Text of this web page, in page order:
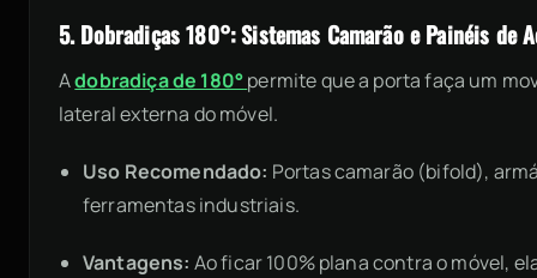
5. Dobradiças 180°: Sistemas Camarão e Painéis de
Adobradiça de 180°permite que a porta faça um
lateral externa do móvel.
Uso Recomendado: Portas camarão (bifold),
ferramentas industriais.
Vantagens: Ao ficar 100% plana contra o móvel,